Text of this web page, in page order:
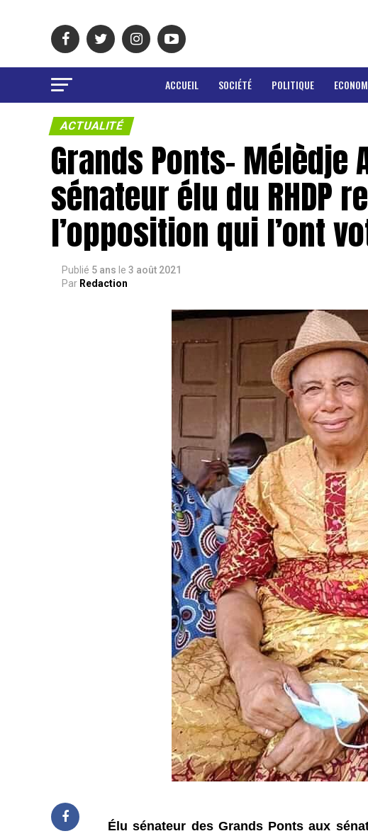
ACCUEIL SOCIÉTÉ POLITIQUE
ACTUALITÉ
Grands Ponts- Mélèdje
sénateur élu du RHDP
l’opposition qui l’ont
Publié 5 ans le 3 août 2021
Par Redaction
Élu sénateur des Grands Ponts aux